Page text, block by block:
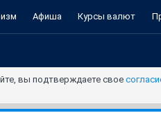
Афиша Курсы валют
вы подтверждаете свое